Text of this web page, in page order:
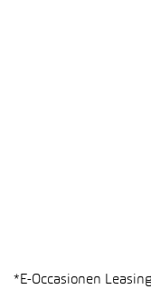
*E-Occasionen